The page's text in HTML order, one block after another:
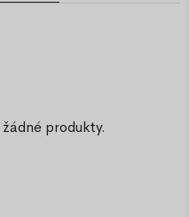
produkty.